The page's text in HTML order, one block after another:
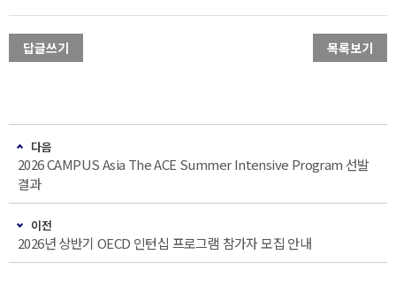
답글쓰기 목록보기
다음
2026 CAMPUS Asia The ACE Summer Intensive Program 선발
결과
이전
2026년 상반기 OECD 인턴십 프로그램 참가자 모집 안내